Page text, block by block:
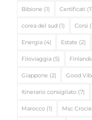
Bibione (1) Certificati
corea del sud(1) Corsi
Energia(4) Estate (2)
Filoviaggia(5)
Giappone (2) Good
Itinerario consigliato(7)
Marocco(1) Msc